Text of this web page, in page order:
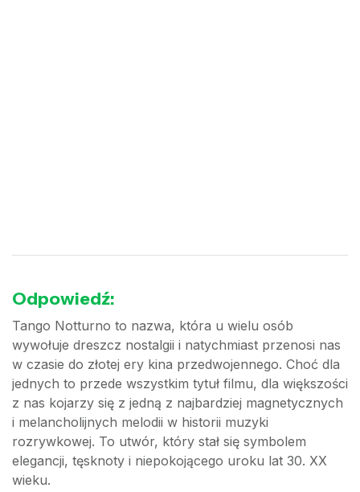
Odpowiedź:
Tango Notturno to nazwa, która u wielu osób
wywołuje dreszcz nostalgii i natychmiast przenosi nas
w czasie do złotej ery kina przedwojennego. Choć dla
jednych to przede wszystkim tytuł filmu, dla większości
z nas kojarzy się z jedną z najbardziej magnetycznych
i melancholijnych melodii w historii muzyki
rozrywkowej. To utwór, który stał się symbolem
elegancji, tęsknoty i niepokojącego uroku lat 30. XX
wieku.